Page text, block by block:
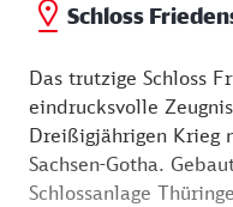
Schloss
Das trutzige Schloss
eindrucksvolle
Dreißigjährigen Krieg
Sachsen-Gotha.
Schlossanlage